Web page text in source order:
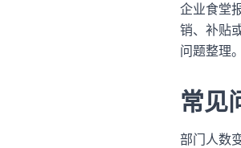
企业食堂
销、补贴
问题整理。
常见
部门人数